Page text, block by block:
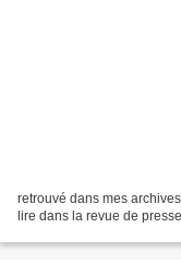
retrouvé dans mes
lire dans la revue de